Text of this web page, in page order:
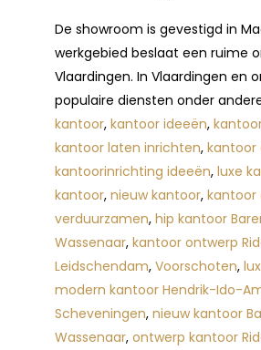
De showroom is gevestigd in
werkgebied beslaat een ruime
Vlaardingen. In Vlaardingen en
populaire diensten onder
kantoor, kantoor ideeën,
kantoor laten inrichten, kantoor
kantoorinrichting ideeën, luxe
kantoor, nieuw kantoor, kantoor
verduurzamen, hip kantoor
Wassenaar, kantoor ontwerp
Leidschendam, Voorschoten,
modern kantoor Hendrik-Ido-
Scheveningen, nieuw kantoor
Wassenaar, ontwerp kantoor